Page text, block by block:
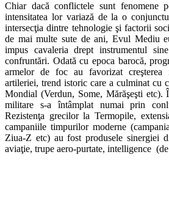
Chiar dacă conflictele sunt fenomene
intensitatea lor variază de la o
intersecţia dintre tehnologie şi factorii
de mai multe sute de ani, Evul Mediu
impus cavaleria drept instrumentul
confruntări. Odată cu epoca barocă,
armelor de foc au favorizat creşterea
artileriei, trend istoric care a culminat cu
Mondial (Verdun, Some, Mărăşeşti etc).
militare s-a întâmplat numai prin
Rezistenţa grecilor la Termopile,
campaniile timpurilor moderne
Ziua-Z etc) au fost produsele sinergiei
aviaţie, trupe aero-purtate, intelligence